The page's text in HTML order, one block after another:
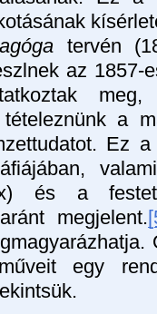
tervén
az 1857-
a
Ez
és a
megjelent.
egy